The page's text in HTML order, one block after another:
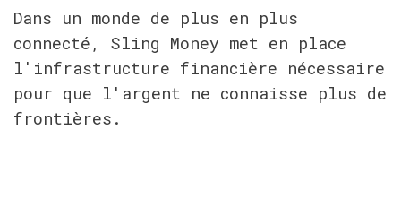
Dans un monde de plus en plus
connecté, Sling Money met en place
l'infrastructure financière nécessaire
pour que l'argent ne connaisse plus de
frontières.